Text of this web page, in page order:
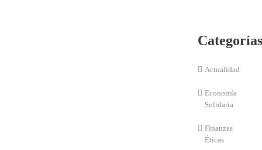
Categorías
Actualidad
Economía
Solidaria
Finanzas
Éticas